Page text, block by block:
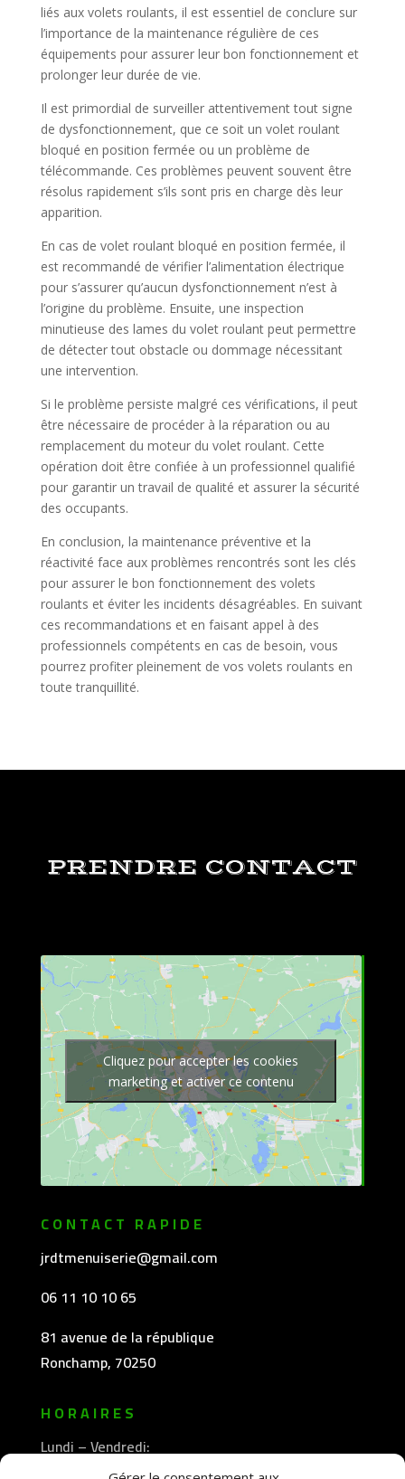
liés aux volets roulants, il est essentiel de conclure sur
l’importance de la maintenance régulière de ces
équipements pour assurer leur bon fonctionnement et
prolonger leur durée de vie.
Il est primordial de surveiller attentivement tout signe
de dysfonctionnement, que ce soit un volet roulant
bloqué en position fermée ou un problème de
télécommande. Ces problèmes peuvent souvent être
résolus rapidement s’ils sont pris en charge dès leur
apparition.
En cas de volet roulant bloqué en position fermée, il
est recommandé de vérifier l’alimentation électrique
pour s’assurer qu’aucun dysfonctionnement n’est à
l’origine du problème. Ensuite, une inspection
minutieuse des lames du volet roulant peut permettre
de détecter tout obstacle ou dommage nécessitant
une intervention.
Si le problème persiste malgré ces vérifications, il peut
être nécessaire de procéder à la réparation ou au
remplacement du moteur du volet roulant. Cette
opération doit être confiée à un professionnel qualifié
pour garantir un travail de qualité et assurer la sécurité
des occupants.
En conclusion, la maintenance préventive et la
réactivité face aux problèmes rencontrés sont les clés
pour assurer le bon fonctionnement des volets
roulants et éviter les incidents désagréables. En suivant
ces recommandations et en faisant appel à des
professionnels compétents en cas de besoin, vous
pourrez profiter pleinement de vos volets roulants en
toute tranquillité.
PRENDRE CONTACT
Cliquez pour accepter les cookies
marketing et activer ce contenu
CONTACT RAPIDE
jrdtmenuiserie@gmail.com
06 11 10 10 65
81 avenue de la république
Ronchamp, 70250
HORAIRES
Lundi – Vendredi:
8h30 -12h00